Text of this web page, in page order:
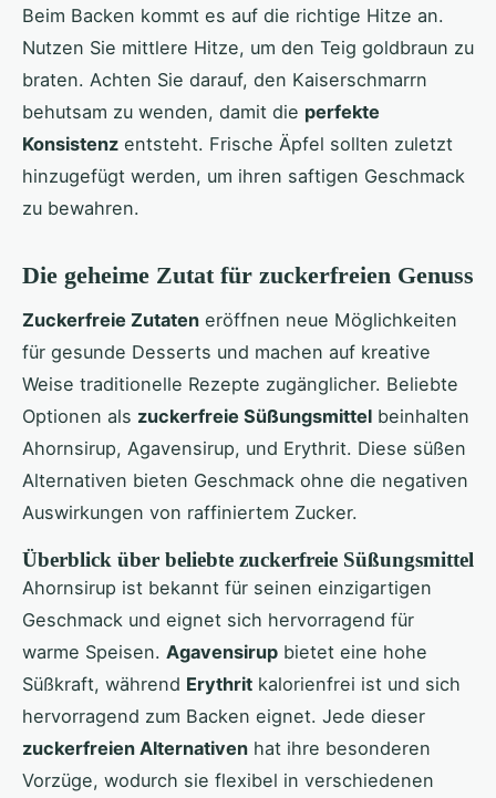
Beim Backen kommt es auf die richtige Hitze an.
Nutzen Sie mittlere Hitze, um den Teig goldbraun zu
braten. Achten Sie darauf, den Kaiserschmarrn
behutsam zu wenden, damit die perfekte
Konsistenz entsteht. Frische Äpfel sollten zuletzt
hinzugefügt werden, um ihren saftigen Geschmack
zu bewahren.
Die geheime Zutat für zuckerfreien Genuss
Zuckerfreie Zutaten eröffnen neue Möglichkeiten
für gesunde Desserts und machen auf kreative
Weise traditionelle Rezepte zugänglicher. Beliebte
Optionen als zuckerfreie Süßungsmittel beinhalten
Ahornsirup, Agavensirup, und Erythrit. Diese süßen
Alternativen bieten Geschmack ohne die negativen
Auswirkungen von raffiniertem Zucker.
Überblick über beliebte zuckerfreie Süßungsmittel
Ahornsirup ist bekannt für seinen einzigartigen
Geschmack und eignet sich hervorragend für
warme Speisen. Agavensirup bietet eine hohe
Süßkraft, während Erythrit kalorienfrei ist und sich
hervorragend zum Backen eignet. Jede dieser
zuckerfreien Alternativen hat ihre besonderen
Vorzüge, wodurch sie flexibel in verschiedenen